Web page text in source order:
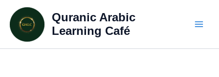
to
content
Quranic Arabic
Learning Café